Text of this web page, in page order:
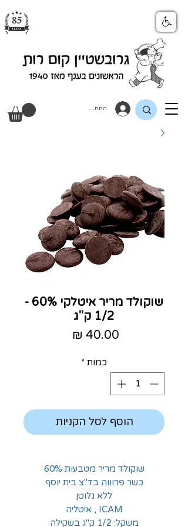
התחבר
שוקולד מריר איטלקי 60% -
1/2 ק"ג
כמות *
הוסף לסל הקניות
שוקולד מריר מטבעות 60%
כשר פרוווה בד"צ בית יוסף
ללא גלוטן
ICAM , איטליה
משקל: 1/2 ק"ג בשקילה